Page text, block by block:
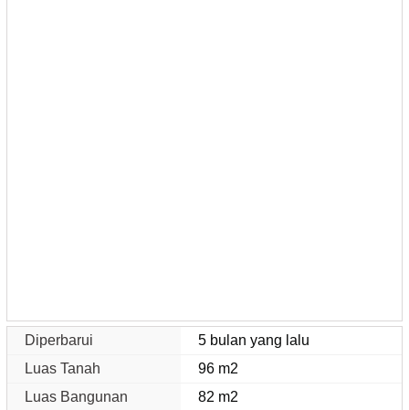
Diperbarui
5 bulan yang lalu
Luas Tanah
96 m2
Luas Bangunan
82 m2